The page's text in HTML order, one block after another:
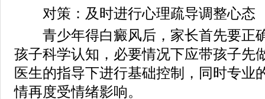
对策：及时进行心理疏导调整心态
青少年得白癜风后，家长首先要正
孩子科学认知，必要情况下应带孩子先
医生的指导下进行基础控制，同时专业
情再度受情绪影响。